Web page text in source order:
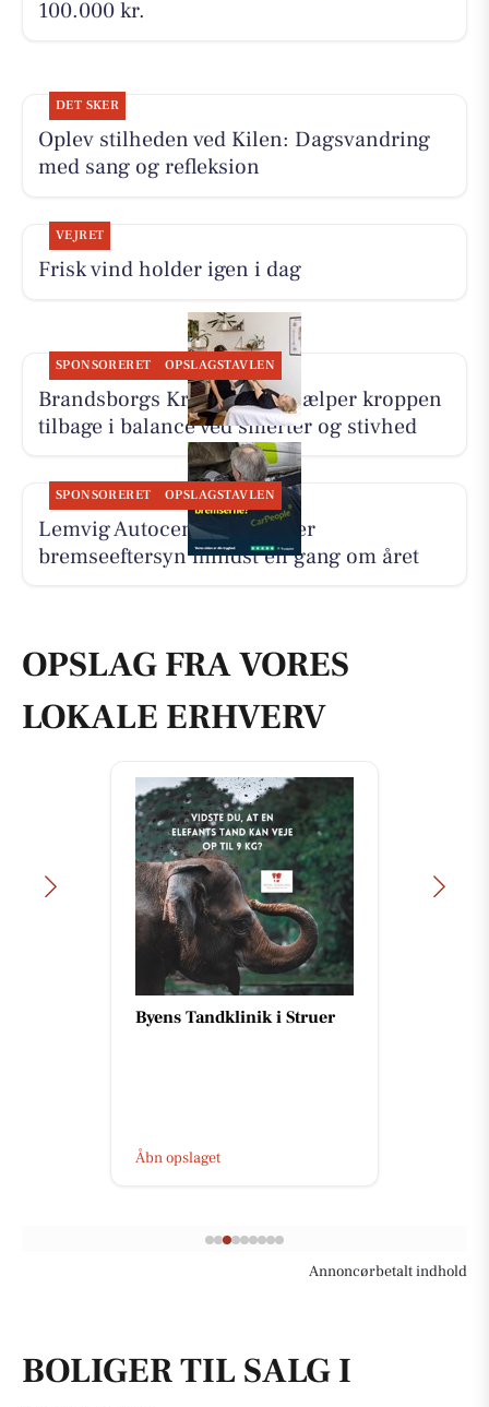
100.000 kr.
DET SKER
Oplev stilheden ved Kilen: Dagsvandring
med sang og refleksion
VEJRET
Frisk vind holder igen i dag
SPONSORERET OPSLAGSTAVLEN
Brandsborgs Kropsterapi hjælper kroppen
tilbage i balance ved smerter og stivhed
SPONSORERET OPSLAGSTAVLEN
Lemvig Autocenter anbefaler
bremseeftersyn mindst én gang om året
OPSLAG FRA VORES
LOKALE ERHVERV
Byens Tandklinik i Struer
Åbn opslaget
Annoncørbetalt indhold
BOLIGER TIL SALG I